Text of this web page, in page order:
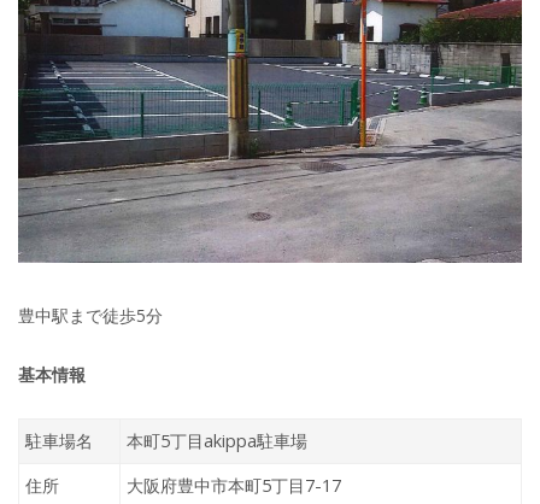
豊中駅まで徒歩5分
基本情報
駐車場名
本町5丁目akippa駐車場
住所
大阪府豊中市本町5丁目7-17